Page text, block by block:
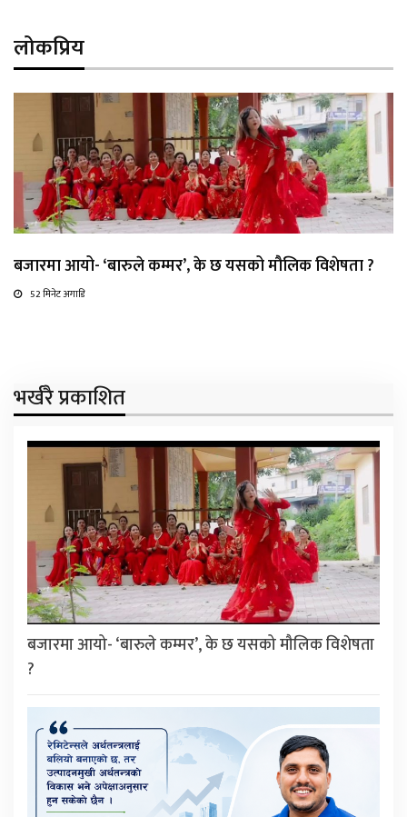
लोकप्रिय
बजारमा आयो- ‘बारुले कम्मर’, के छ यसको मौलिक विशेषता ?
52 मिनेट अगाडि
भर्खरै प्रकाशित
बजारमा आयो- ‘बारुले कम्मर’, के छ यसको मौलिक विशेषता
?